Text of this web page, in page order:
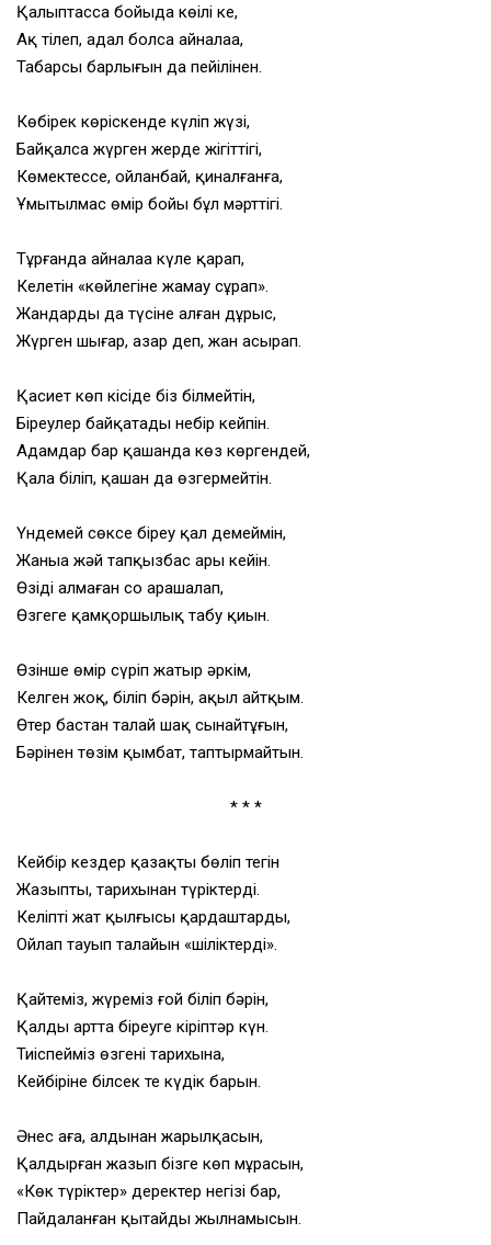
Қалыптасса бойыңда көңілің кең,
Ақ тілеп, адал болсаң айналаңа,
Табарсың барлығын да пейіліңнен.
Көбірек көріскенде күліп жүзің,
Байқалса жүрген жерде жігіттігің,
Көмектессең, ойланбай, қиналғанға,
Ұмытылмас өмір бойы бұл мәрттігің.
Тұрғанда айналаңа күле қарап,
Келетін «көйлегіне жамау сұрап».
Жандарды да түсіне алған дұрыс,
Жүрген шығар, азар деп, жан асырап.
Қасиет көп кісіде біз білмейтін,
Біреулер байқатады небір кейпін.
Адамдар бар қашанда көз көргендей,
Қала біліп, қашан да өзгермейтін.
Үндемей сөксе біреу қал демеймін,
Жаныңа жәй тапқызбас арың кейін.
Өзіңді алмаған соң арашалап,
Өзгеге қамқоршылық табу қиын.
Өзінше өмір сүріп жатыр әркім,
Келген жоқ, біліп бәрін, ақыл айтқым.
Өтер бастан талай шақ сынайтұғын,
Бәрінен төзім қымбат, таптырмайтын.
* * *
Кейбір кездер қазақтың бөліп тегін
Жазыпты, тарихынан түріктердің.
Келіпті жат қылғысы қардаштарды,
Ойлап тауып талайын «шіліктердің».
Қайтеміз, жүреміз ғой біліп бәрін,
Қалды артта біреуге кіріптәр күн.
Тиіспейміз өзгенің тарихына,
Кейбіріне білсек те күдік барын.
Әнес аға, алдынан жарылқасын,
Қалдырған жазып бізге көп мұрасын,
«Көк түріктер» деректер негізі бар,
Пайдаланған қытайдың жылнамысын.